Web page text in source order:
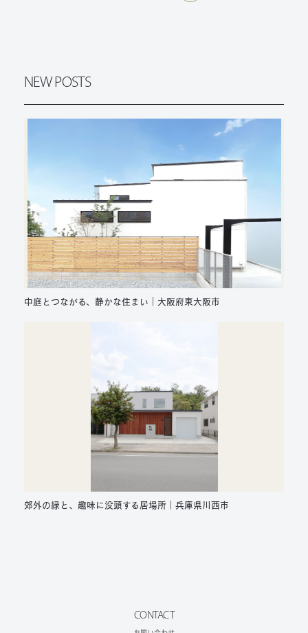
NEW POSTS
中庭とつながる、静かな住まい｜大阪府東大阪市
郊外の緑と、趣味に没頭する居場所｜兵庫県川西市
CONTACT